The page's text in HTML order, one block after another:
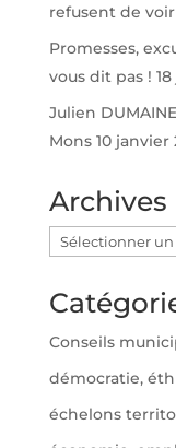
refusent de voir
Promesses,
vous dit pas !
Julien
Mons 10 janvier
Archives
Archives
Conseils
démocratie,
échelons